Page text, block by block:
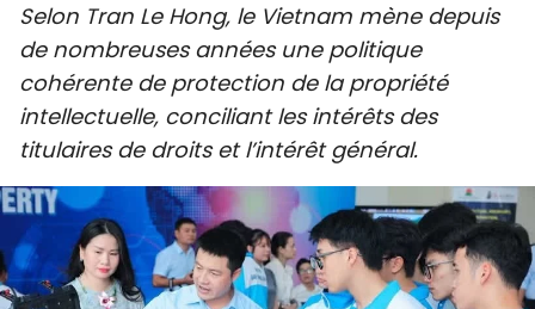
CULTURE
TOURISME
ENVIRONNEMENT
SPORT
FRANCOPHONIE
Selon Tran Le Hong, le Vietnam mène depuis
de nombreuses années une politique
cohérente de protection de la propriété
intellectuelle, conciliant les intérêts des
titulaires de droits et l’intérêt général.